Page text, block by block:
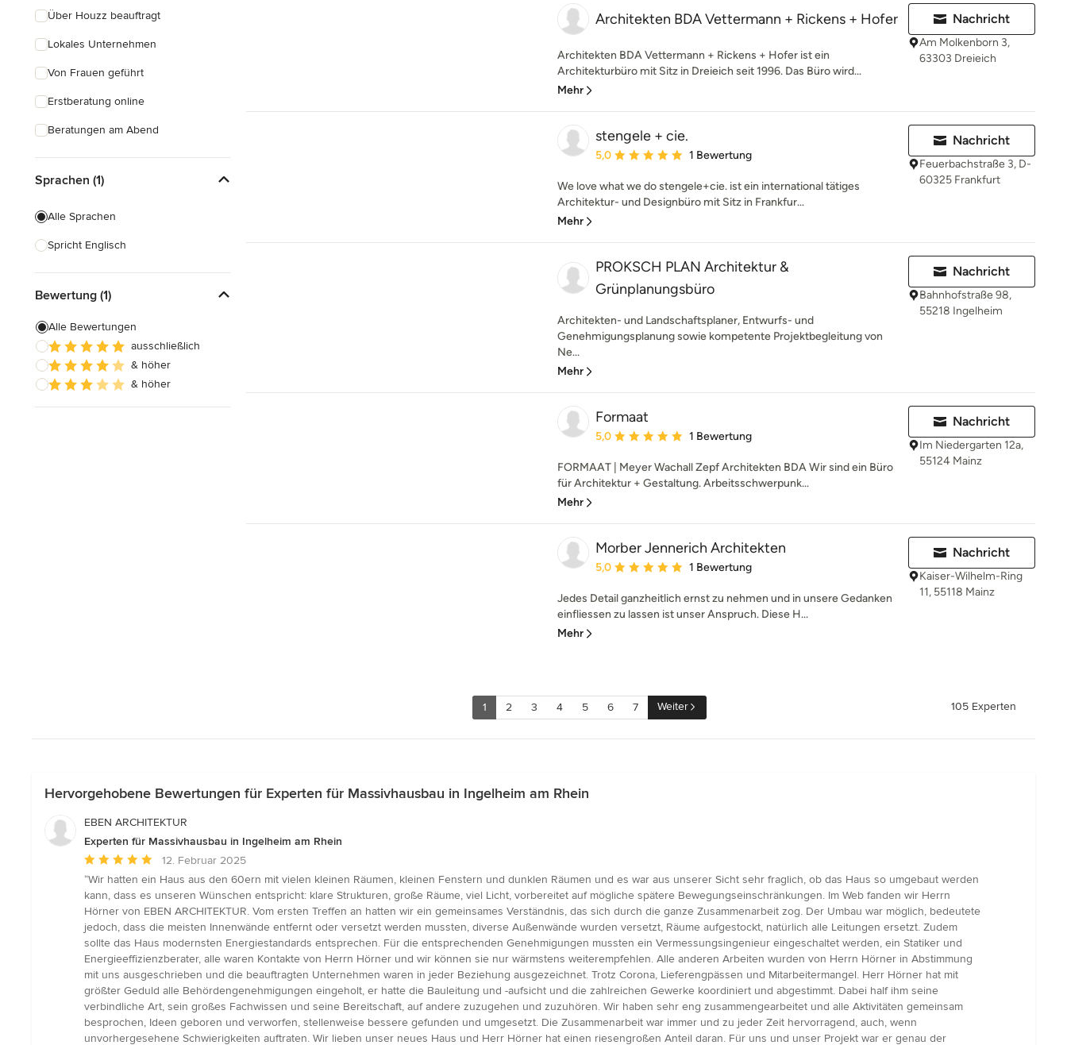
Über Houzz beauftragt
Lokales Unternehmen
Von Frauen geführt
Erstberatung online
Beratungen am Abend
Sprachen (1)
Alle Sprachen
Spricht Englisch
Bewertung (1)
Alle Bewertungen
ausschließlich
& höher
& höher
Architekten BDA Vettermann + Rickens + Hofer
Architekten BDA Vettermann + Rickens + Hofer ist ein
Architekturbüro mit Sitz in Dreieich seit 1996. Das Büro wird...
Mehr
Nachricht
Am Molkenborn 3,
63303 Dreieich
stengele + cie.
Durchschnittliche Bewertung: 5 von 5 Sternen
5,0 1 Bewertung
We love what we do stengele+cie. ist ein international tätiges
Architektur- und Designbüro mit Sitz in Frankfur...
Mehr
Nachricht
Feuerbachstraße 3, D-
60325 Frankfurt
PROKSCH PLAN Architektur &
Grünplanungsbüro
Architekten- und Landschaftsplaner, Entwurfs- und
Genehmigungsplanung sowie kompetente Projektbegleitung von
Ne...
Mehr
Nachricht
Bahnhofstraße 98,
55218 Ingelheim
Formaat
Durchschnittliche Bewertung: 5 von 5 Sternen
5,0 1 Bewertung
FORMAAT | Meyer Wachall Zepf Architekten BDA Wir sind ein Büro
für Architektur + Gestaltung. Arbeitsschwerpunk...
Mehr
Nachricht
Im Niedergarten 12a,
55124 Mainz
Morber Jennerich Architekten
Durchschnittliche Bewertung: 5 von 5 Sternen
5,0 1 Bewertung
Jedes Detail ganzheitlich ernst zu nehmen und in unsere Gedanken
einfliessen zu lassen ist unser Anspruch. Diese H...
Mehr
Nachricht
Kaiser-Wilhelm-Ring
11, 55118 Mainz
1 2 3 4 5 6 7 Weiter 105 Experten
Hervorgehobene Bewertungen für Experten für Massivhausbau in Ingelheim am Rhein
EBEN ARCHITEKTUR
Experten für Massivhausbau in Ingelheim am Rhein
Durchschnittliche
Bewertung:
5
von
5
Sternen
12. Februar 2025
“Wir hatten ein Haus aus den 60ern mit vielen kleinen Räumen, kleinen Fenstern und dunklen Räumen und es war aus unserer Sicht sehr fraglich, ob das Haus so umgebaut werden
kann, dass es unseren Wünschen entspricht: klare Strukturen, große Räume, viel Licht, vorbereitet auf mögliche spätere Bewegungseinschränkungen. Im Web fanden wir Herrn
Hörner von EBEN ARCHITEKTUR. Vom ersten Treffen an hatten wir ein gemeinsames Verständnis, das sich durch die ganze Zusammenarbeit zog. Der Umbau war möglich, bedeutete
jedoch, dass die meisten Innenwände entfernt oder versetzt werden mussten, diverse Außenwände wurden versetzt, Räume aufgestockt, natürlich alle Leitungen ersetzt. Zudem
sollte das Haus modernsten Energiestandards entsprechen. Für die entsprechenden Genehmigungen mussten ein Vermessungsingenieur eingeschaltet werden, ein Statiker und
Energieeffizienzberater, alle waren Kontakte von Herrn Hörner und wir können sie nur wärmstens weiterempfehlen. Alle anderen Arbeiten wurden von Herrn Hörner in Abstimmung
mit uns ausgeschrieben und die beauftragten Unternehmen waren in jeder Beziehung ausgezeichnet. Trotz Corona, Lieferengpässen und Mitarbeitermangel. Herr Hörner hat mit
größter Geduld alle Behördengenehmigungen eingeholt, er hatte die Bauleitung und -aufsicht und die zahlreichen Gewerke koordiniert und abgestimmt. Dabei half ihm seine
verbindliche Art, sein großes Fachwissen und seine Bereitschaft, auf andere zuzugehen und zuzuhören. Wir haben sehr eng zusammengearbeitet und alle Aktivitäten gemeinsam
besprochen, Ideen geboren und verworfen, stellenweise bessere gefunden und umgesetzt. Die Zusammenarbeit war immer und zu jeder Zeit hervorragend, auch, wenn
unvorhergesehene Schwierigkeiten auftraten. Wir lieben unser neues Haus und Herr Hörner hat einen riesengroßen Anteil daran. Für uns und unser Projekt war er genau der